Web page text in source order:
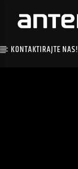
KONTAKTIRAJTE NAS!